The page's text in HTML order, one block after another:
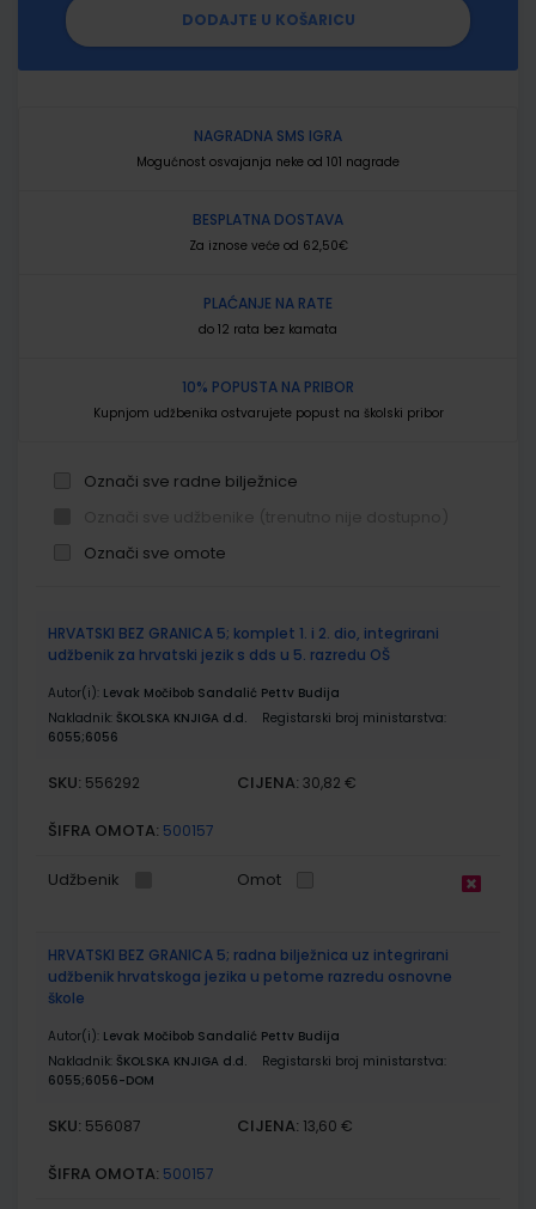
DODAJTE U KOŠARICU
NAGRADNA SMS IGRA
Mogućnost osvajanja neke od 101 nagrade
BESPLATNA DOSTAVA
Za iznose veće od 62,50€
PLAĆANJE NA RATE
do 12 rata bez kamata
10% POPUSTA NA PRIBOR
Kupnjom udžbenika ostvarujete popust na školski pribor
Označi sve radne bilježnice
Označi sve omote
proizvodi
HRVATSKI BEZ GRANICA 5; komplet 1. i 2. dio, integrirani
udžbenik za hrvatski jezik s dds u 5. razredu OŠ
Autor(i): Levak Močibob Sandalić Pettv Budija
Nakladnik: ŠKOLSKA KNJIGA d.d.
Registarski broj ministarstva:
6055;6056
SKU: 556292 CIJENA: 30,82 €
ŠIFRA OMOTA: 500157
Udžbenik Omot
HRVATSKI BEZ GRANICA 5; radna bilježnica uz integrirani
udžbenik hrvatskoga jezika u petome razredu osnovne
škole
Autor(i): Levak Močibob Sandalić Pettv Budija
Nakladnik: ŠKOLSKA KNJIGA d.d.
Registarski broj ministarstva:
6055;6056-DOM
SKU: 556087 CIJENA: 13,60 €
ŠIFRA OMOTA: 500157